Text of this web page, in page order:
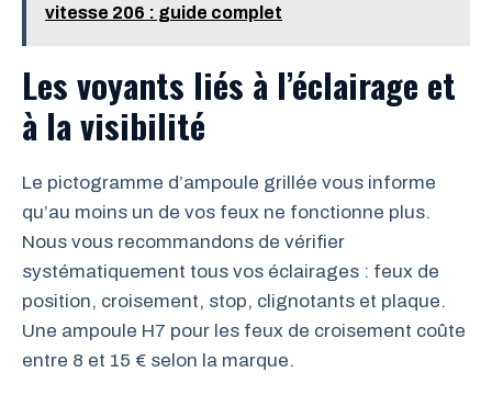
vitesse 206 : guide complet
Les voyants liés à l’éclairage et
à la visibilité
Le pictogramme d’ampoule grillée vous informe
qu’au moins un de vos feux ne fonctionne plus.
Nous vous recommandons de vérifier
systématiquement tous vos éclairages : feux de
position, croisement, stop, clignotants et plaque.
Une ampoule H7 pour les feux de croisement coûte
entre 8 et 15 € selon la marque.